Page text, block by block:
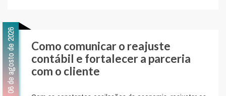
06 de agosto de 2026
Como comunicar o reajuste
contábil e fortalecer a parceria
com o cliente